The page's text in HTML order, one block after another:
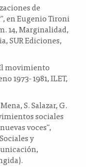
de
en Eugenio Tironi
14, Marginalidad,
SUR Ediciones,
movimiento
1973- 1981, ILET,
S. Salazar, G.
sociales
voces",
y